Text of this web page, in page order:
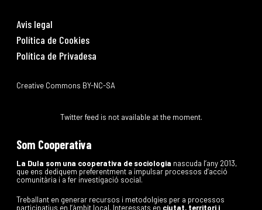
Avis legal
Política de Cookies
Política de Privadesa
Creative Commons BY-NC-SA
Twitter feed is not available at the moment.
Som Cooperativa
La Dula som una cooperativa de sociologia nascuda l’any 2013,
que ens dediquem preferentment a impulsar processos d’acció
comunitària i a fer investigació social.
Treballant en generar recursos i metodolgies per a processos
participatius en l’àmbit local. Interessats en ciutat, territori i